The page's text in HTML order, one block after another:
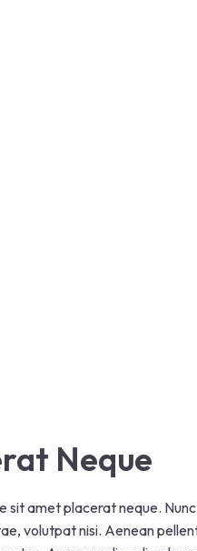
Neque
amet placerat neque.
volutpat nisi. Aenean